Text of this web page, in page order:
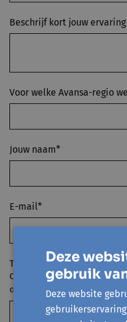
Beschrijf kort jouw ervaring
Voor welke Avansa-regio
Jouw naam*
E-mail*
Tel/gsm*
Op welk nummer kunnen
onvoorziene
Deze
gebruik
Deze website